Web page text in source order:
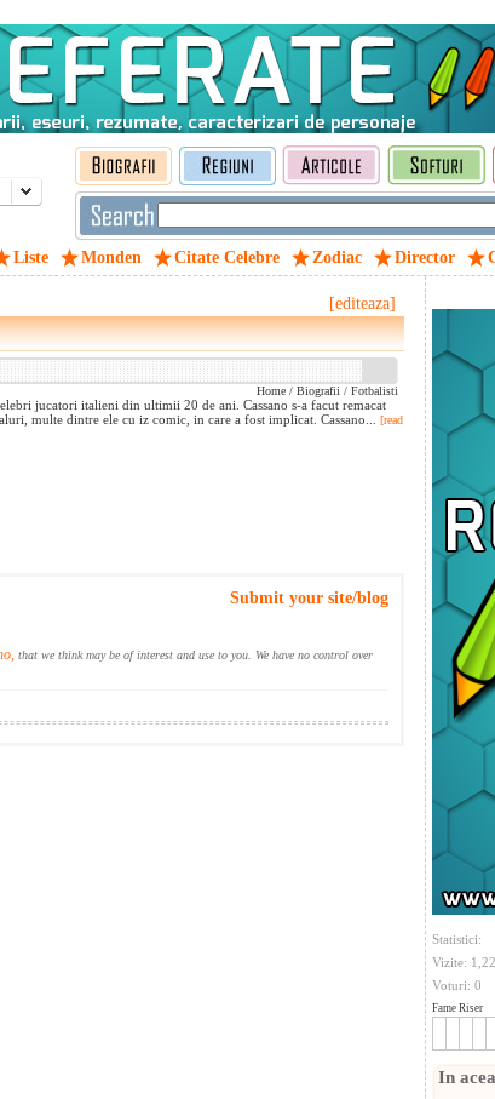
Liste Monden Citate Celebre Zodiac Director
Statistici:
Vizite:
Voturi: 0
Fame Riser
In
[editeaza]
Home / Biografii / Fotbalisti
jucatori italieni din ultimii 20 de ani. Cassano s-a facut remacat
multe dintre ele cu iz comic, in care a fost implicat. Cassano...
[read
Submit your site/blog
that we think may be of interest and use to you. We have no control over